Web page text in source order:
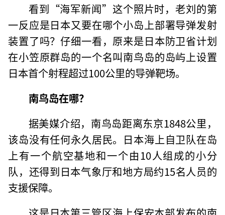
看到“海军新闻”这个照片时，老刘的第
一反应是日本又要在哪个小岛上部署导弹发射
装置了吗？仔细一看，原来是日本防卫省计划
在小笠原群岛的一个名叫南鸟岛的岛屿上设置
日本首个射程超过100公里的导弹靶场。
南鸟岛在哪？
据美媒介绍，南鸟岛距离东京1848公里，
该岛没有任何永久居民。日本海上自卫队在岛
上有一个航空基地和一个由10人组成的小分
队，还得到日本气象厅和地方局约15名人员的
支援保障。